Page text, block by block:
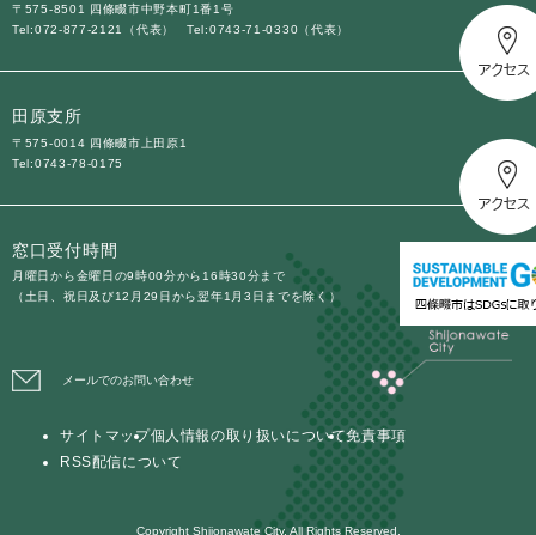
〒575-8501 四條畷市中野本町1番1号
Tel:072-877-2121（代表）
Tel:0743-71-0330（代表）
田原支所
〒575-0014 四條畷市上田原1
Tel:0743-78-0175
窓口受付時間
月曜日から金曜日の9時00分から16時30分まで
（土日、祝日及び12月29日から翌年1月3日までを除く）
メールでのお問い合わせ
サイトマップ個人情報の取り扱いについて免責事項
RSS配信について
Copyright Shijonawate City. All Rights Reserved.